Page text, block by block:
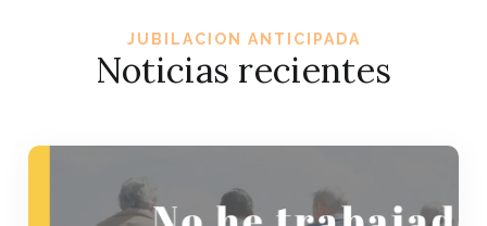
JUBILACION ANTICIPADA
Noticias recientes